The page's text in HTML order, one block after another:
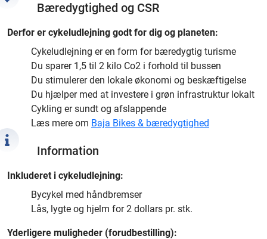
Bæredygtighed og CSR
Derfor er cykeludlejning godt for dig og planeten:
Cykeludlejning er en form for bæredygtig turisme
Du sparer 1,5 til 2 kilo Co2 i forhold til bussen
Du stimulerer den lokale økonomi og beskæftigelse
Du hjælper med at investere i grøn infrastruktur lokalt
Cykling er sundt og afslappende
Læs mere om Baja Bikes & bæredygtighed
Information
Inkluderet i cykeludlejning:
Bycykel med håndbremser
Lås, lygte og hjelm for 2 dollars pr. stk.
Yderligere muligheder (forudbestilling):